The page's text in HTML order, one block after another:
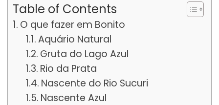
Table of Contents
O que fazer em Bonito
Aquário Natural
Gruta do Lago Azul
Rio da Prata
Nascente do Rio Sucuri
Nascente Azul